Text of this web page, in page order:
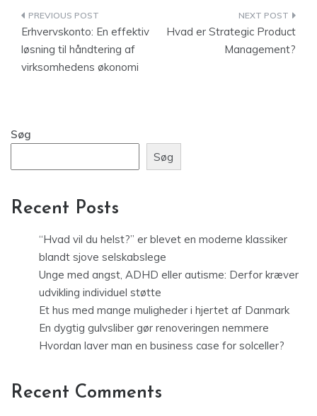
Indlægsnavigation
Erhvervskonto: En effektiv
løsning til håndtering af
virksomhedens økonomi
Hvad er Strategic Product
Management?
Søg
Søg
Recent Posts
“Hvad vil du helst?” er blevet en moderne klassiker
blandt sjove selskabslege
Unge med angst, ADHD eller autisme: Derfor kræver
udvikling individuel støtte
Et hus med mange muligheder i hjertet af Danmark
En dygtig gulvsliber gør renoveringen nemmere
Hvordan laver man en business case for solceller?
Recent Comments